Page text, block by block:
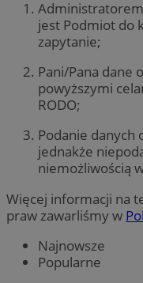
jest Podmiot do
zapytanie;
Pani/Pana dane
powyższymi
RODO;
Podanie danych
jednakże
niemożliwością
Więcej informacji na
praw zawarliśmy w
Najnowsze
Popularne